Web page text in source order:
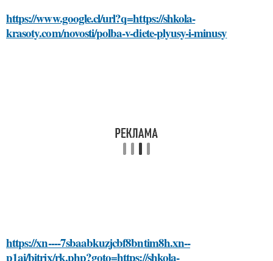
https://www.google.cl/url?q=https://shkola-
krasoty.com/novosti/polba-v-diete-plyusy-i-minusy
https://xn----7sbaabkuzjcbf8bntim8h.xn--
p1ai/bitrix/rk.php?goto=https://shkola-